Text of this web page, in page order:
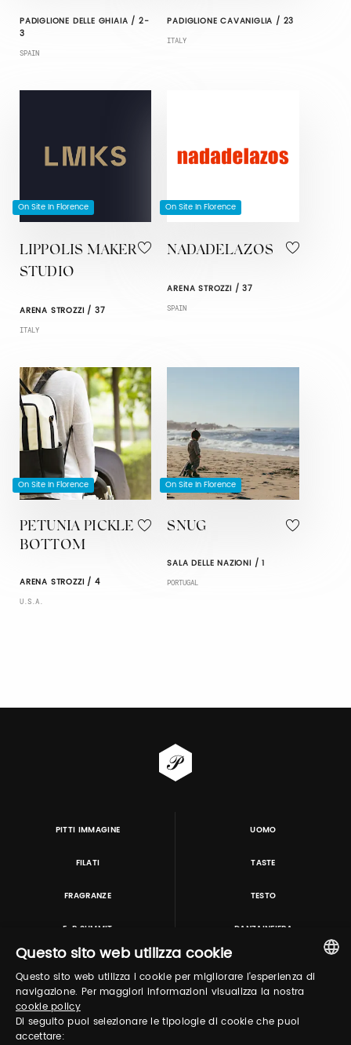
PADIGLIONE DELLE GHIAIA / 2-
3
SPAIN
PADIGLIONE CAVANIGLIA / 23
ITALY
On Site In Florence
LIPPOLIS MAKER
STUDIO
ARENA STROZZI / 37
ITALY
On Site In Florence
NADADELAZOS
ARENA STROZZI / 37
SPAIN
On Site In Florence
PETUNIA PICKLE
BOTTOM
ARENA STROZZI / 4
U.S.A.
On Site In Florence
SNUG
SALA DELLE NAZIONI / 1
PORTUGAL
PITTI IMMAGINE UOMO
FILATI TASTE
FRAGRANZE TESTO
E-P SUMMIT DANZAINFIERA
TUTORING & CONSULTING
ITALIAN
Questo sito web utilizza cookie
Questo sito web utilizza i cookie per migliorare l'esperienza di
navigazione. Per maggiori informazioni visualizza la nostra
cookie policy
Di seguito puoi selezionare le tipologie di cookie che puoi
accettare: